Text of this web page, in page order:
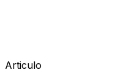
Articulo